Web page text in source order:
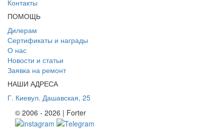
Контакты
ПОМОЩЬ
Дилерам
Сертификаты и награды
О нас
Новости и статьи
Заявка на ремонт
НАШИ АДРЕСА
Г. Киевул. Дашавская, 25
© 2006 - 2026 | Forter